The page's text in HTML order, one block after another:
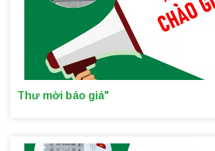
Thư mời báo giá"